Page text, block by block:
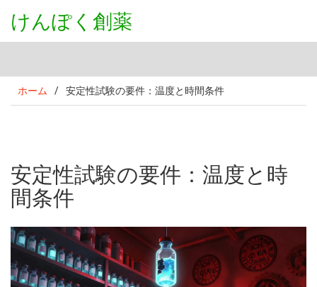
けんぽく創薬
ホーム / 安定性試験の要件：温度と時間条件
安定性試験の要件：温度と時
間条件